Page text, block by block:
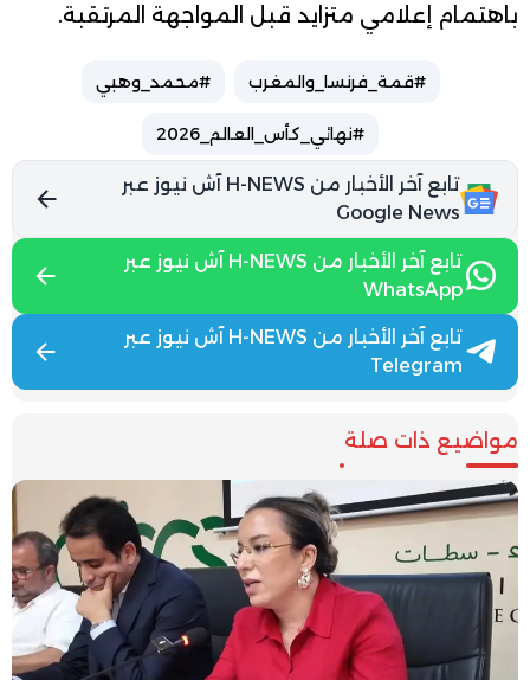
باهتمام إعلامي متزايد قبل المواجهة المرتقبة.
#قمة_فرنسا_والمغرب #محمد_وهبي
#نهائي_كأس_العالم_2026
تابع آخر الأخبار من H-NEWS آش نيوز عبر
Google News
تابع آخر الأخبار من H-NEWS آش نيوز عبر
WhatsApp
تابع آخر الأخبار من H-NEWS آش نيوز عبر
Telegram
مواضيع ذات صلة